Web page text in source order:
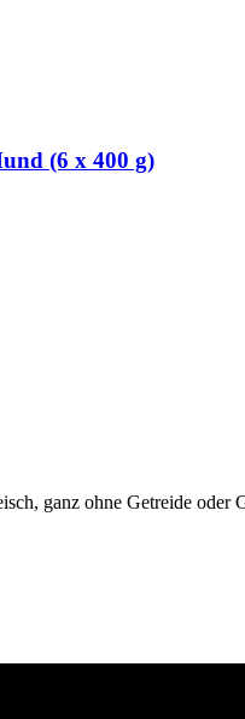
(6 x 400 g)
ganz ohne Getreide